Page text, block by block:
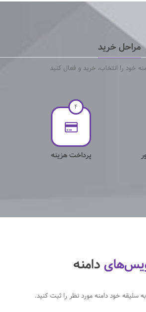
مراحل خرید
خود را انتخاب، خرید و فعال کنید
4
پرداخت هزینه
دامنه
سلیقه خود دامنه مورد نظر را ثبت کنید.